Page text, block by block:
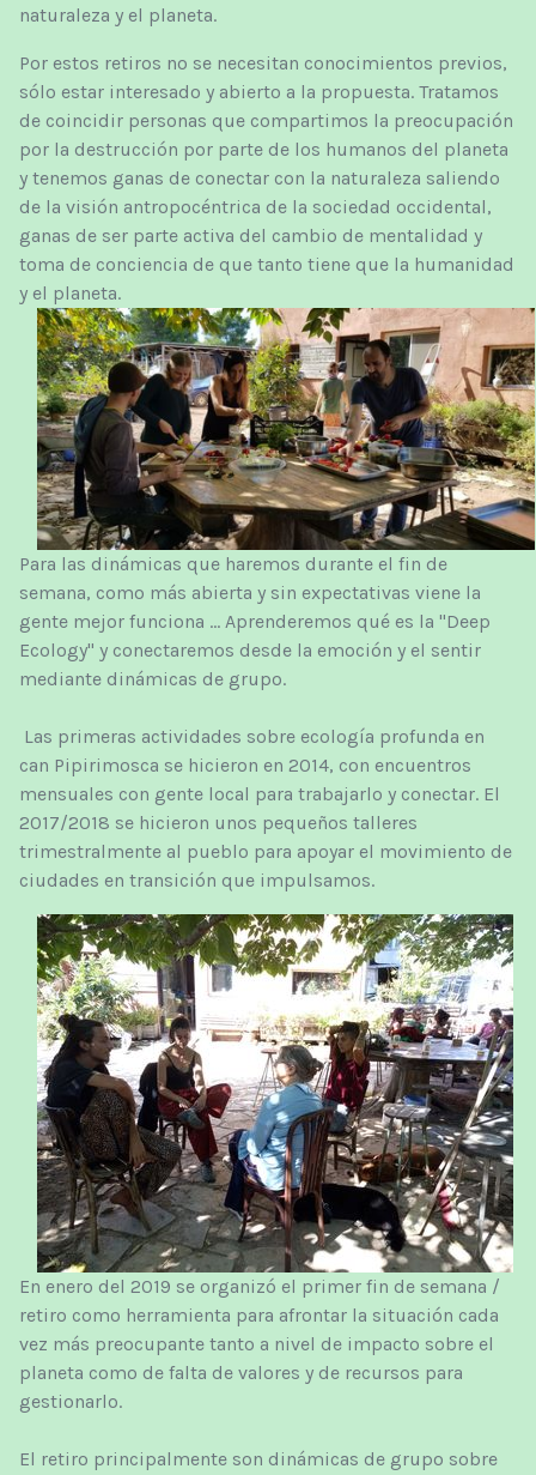
naturaleza y el planeta.
Por estos retiros no se necesitan conocimientos previos,
sólo estar interesado y abierto a la propuesta. Tratamos
de coincidir personas que compartimos la preocupación
por la destrucción por parte de los humanos del planeta
y tenemos ganas de conectar con la naturaleza saliendo
de la visión antropocéntrica de la sociedad occidental,
ganas de ser parte activa del cambio de mentalidad y
toma de conciencia de que tanto tiene que la humanidad
y el planeta.
Para las dinámicas que haremos durante el fin de
semana, como más abierta y sin expectativas viene la
gente mejor funciona ... Aprenderemos qué es la "Deep
Ecology" y conectaremos desde la emoción y el sentir
mediante dinámicas de grupo.
Las primeras actividades sobre ecología profunda en
can Pipirimosca se hicieron en 2014, con encuentros
mensuales con gente local para trabajarlo y conectar. El
2017/2018 se hicieron unos pequeños talleres
trimestralmente al pueblo para apoyar el movimiento de
ciudades en transición que impulsamos.
En enero del 2019 se organizó el primer fin de semana /
retiro como herramienta para afrontar la situación cada
vez más preocupante tanto a nivel de impacto sobre el
planeta como de falta de valores y de recursos para
gestionarlo.
El retiro principalmente son dinámicas de grupo sobre